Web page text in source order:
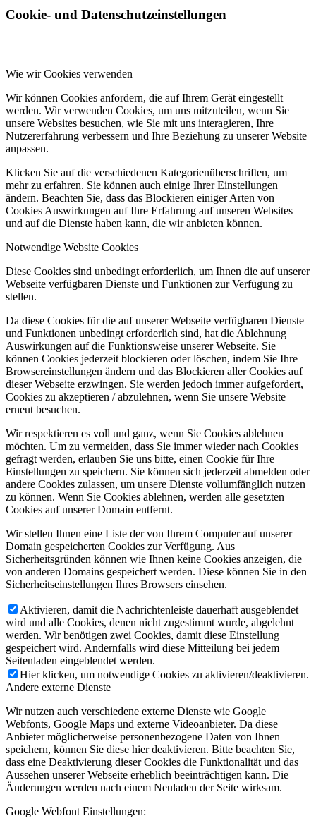
Cookie- und Datenschutzeinstellungen
Wie wir Cookies verwenden
Wir können Cookies anfordern, die auf Ihrem Gerät eingestellt
werden. Wir verwenden Cookies, um uns mitzuteilen, wenn Sie
unsere Websites besuchen, wie Sie mit uns interagieren, Ihre
Nutzererfahrung verbessern und Ihre Beziehung zu unserer Website
anpassen.
Klicken Sie auf die verschiedenen Kategorienüberschriften, um
mehr zu erfahren. Sie können auch einige Ihrer Einstellungen
ändern. Beachten Sie, dass das Blockieren einiger Arten von
Cookies Auswirkungen auf Ihre Erfahrung auf unseren Websites
und auf die Dienste haben kann, die wir anbieten können.
Notwendige Website Cookies
Diese Cookies sind unbedingt erforderlich, um Ihnen die auf unserer
Webseite verfügbaren Dienste und Funktionen zur Verfügung zu
stellen.
Da diese Cookies für die auf unserer Webseite verfügbaren Dienste
und Funktionen unbedingt erforderlich sind, hat die Ablehnung
Auswirkungen auf die Funktionsweise unserer Webseite. Sie
können Cookies jederzeit blockieren oder löschen, indem Sie Ihre
Browsereinstellungen ändern und das Blockieren aller Cookies auf
dieser Webseite erzwingen. Sie werden jedoch immer aufgefordert,
Cookies zu akzeptieren / abzulehnen, wenn Sie unsere Website
erneut besuchen.
Wir respektieren es voll und ganz, wenn Sie Cookies ablehnen
möchten. Um zu vermeiden, dass Sie immer wieder nach Cookies
gefragt werden, erlauben Sie uns bitte, einen Cookie für Ihre
Einstellungen zu speichern. Sie können sich jederzeit abmelden oder
andere Cookies zulassen, um unsere Dienste vollumfänglich nutzen
zu können. Wenn Sie Cookies ablehnen, werden alle gesetzten
Cookies auf unserer Domain entfernt.
Wir stellen Ihnen eine Liste der von Ihrem Computer auf unserer
Domain gespeicherten Cookies zur Verfügung. Aus
Sicherheitsgründen können wie Ihnen keine Cookies anzeigen, die
von anderen Domains gespeichert werden. Diese können Sie in den
Sicherheitseinstellungen Ihres Browsers einsehen.
Aktivieren, damit die Nachrichtenleiste dauerhaft ausgeblendet
wird und alle Cookies, denen nicht zugestimmt wurde, abgelehnt
werden. Wir benötigen zwei Cookies, damit diese Einstellung
gespeichert wird. Andernfalls wird diese Mitteilung bei jedem
Seitenladen eingeblendet werden.
Hier klicken, um notwendige Cookies zu aktivieren/deaktivieren.
Andere externe Dienste
Wir nutzen auch verschiedene externe Dienste wie Google
Webfonts, Google Maps und externe Videoanbieter. Da diese
Anbieter möglicherweise personenbezogene Daten von Ihnen
speichern, können Sie diese hier deaktivieren. Bitte beachten Sie,
dass eine Deaktivierung dieser Cookies die Funktionalität und das
Aussehen unserer Webseite erheblich beeinträchtigen kann. Die
Änderungen werden nach einem Neuladen der Seite wirksam.
Google Webfont Einstellungen: